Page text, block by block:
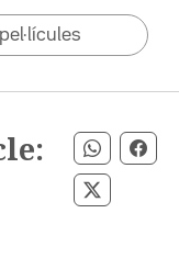
pel·lícules